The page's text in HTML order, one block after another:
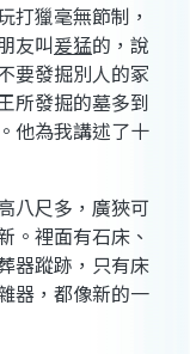
打獵毫無節制，
友叫爰猛的，說
要發掘別人的冢
所發掘的墓多到
他為我講述了十
尺多，廣狹可
。裡面有石床、
器蹤跡，只有床
器，都像新的一